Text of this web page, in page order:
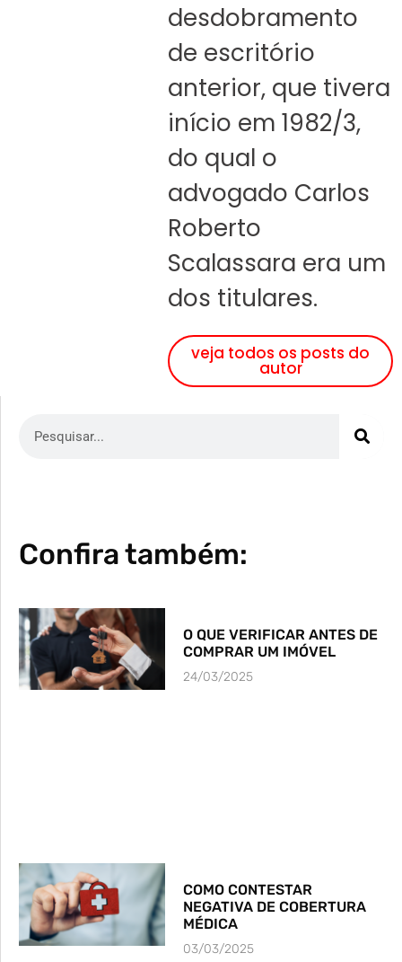
desdobramento
de escritório
anterior, que tivera
início em 1982/3,
do qual o
advogado Carlos
Roberto
Scalassara era um
dos titulares.
veja todos os posts do
autor
Confira também:
O QUE VERIFICAR ANTES DE
COMPRAR UM IMÓVEL
24/03/2025
COMO CONTESTAR
NEGATIVA DE COBERTURA
MÉDICA
03/03/2025